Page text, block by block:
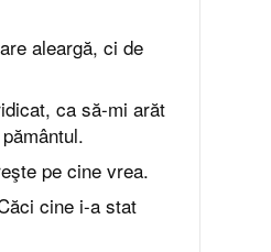
aleargă, ci de
ca să-mi arăt
pe cine vrea.
cine i-a stat